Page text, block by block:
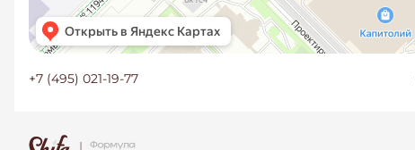
+7 (495) 021-19-77